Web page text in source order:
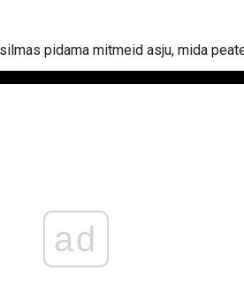
pidama mitmeid asju, mida
ad